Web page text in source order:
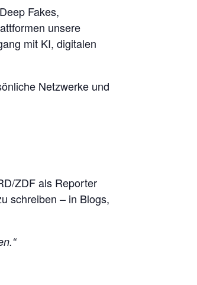
Fakes,
unsere
mit KI, digitalen
Netzwerke und
ZDF als Reporter
schreiben – in Blogs,